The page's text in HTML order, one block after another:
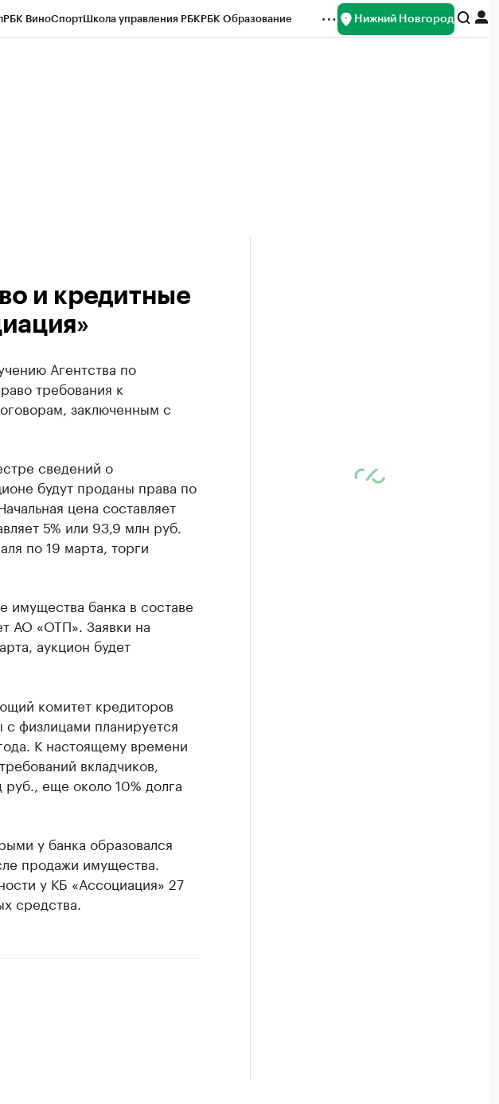
РБК ВиноСпортШкола управления РБКРБК Образование Нижний Новгород
и кредитные
Агентства по
требования к
заключенным с
сведений о
будут проданы права по
цена составляет
5% или 93,9 млн руб.
по 19 марта, торги
имущества банка в составе
АО «ОТП». Заявки на
аукцион будет
комитет кредиторов
физлицами планируется
К настоящему времени
вкладчиков,
еще около 10% долга
у банка образовался
продажи имущества.
у КБ «Ассоциация» 27
средства.